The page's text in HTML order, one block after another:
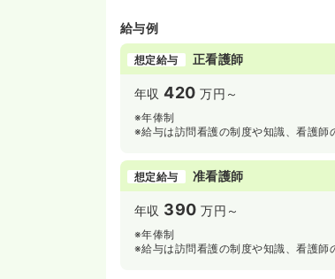
給与例
想定給与 正看護師
年収420 万円～
※年俸制
※給与は訪問看護の制度や知識、看護師
想定給与 准看護師
年収 390 万円～
※年俸制
※給与は訪問看護の制度や知識、看護師